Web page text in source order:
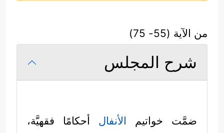
من الآية (55- 75)
شرح المجلس
ضمَّت خواتيم الأنفال أحكامًا فقهيَّة،